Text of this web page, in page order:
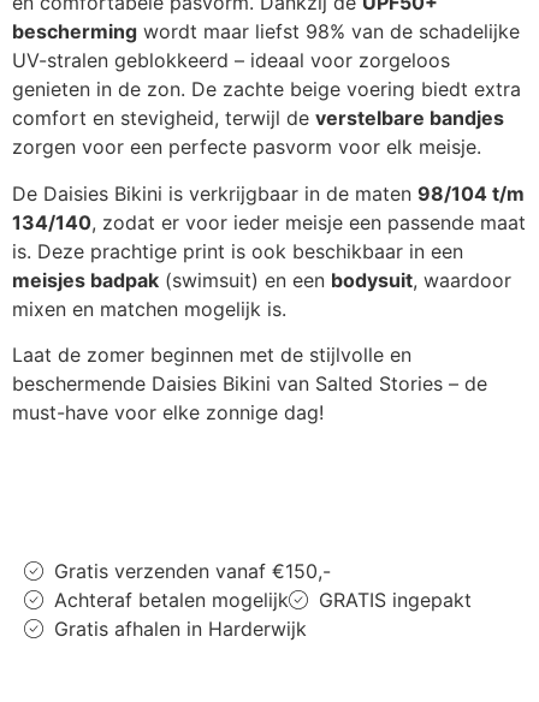
bescherming wordt maar liefst 98% van de schadelijke
UV-stralen geblokkeerd – ideaal voor zorgeloos
genieten in de zon. De zachte beige voering biedt extra
comfort en stevigheid, terwijl de verstelbare bandjes
zorgen voor een perfecte pasvorm voor elk meisje.
De Daisies Bikini is verkrijgbaar in de maten 98/104 t/m
134/140, zodat er voor ieder meisje een passende maat
is. Deze prachtige print is ook beschikbaar in een
meisjes badpak (swimsuit) en een bodysuit, waardoor
mixen en matchen mogelijk is.
Laat de zomer beginnen met de stijlvolle en
beschermende Daisies Bikini van Salted Stories – de
must-have voor elke zonnige dag!
Gratis verzenden vanaf €150,-
Achteraf betalen mogelijk
GRATIS ingepakt
Gratis afhalen in Harderwijk